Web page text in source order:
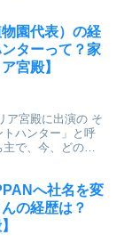
園代表）の経
ターって？家
宮殿】
ア宮殿に出演の そ
ハンター」と呼
で、今、どのよ
へ社名を変
の経歴は？